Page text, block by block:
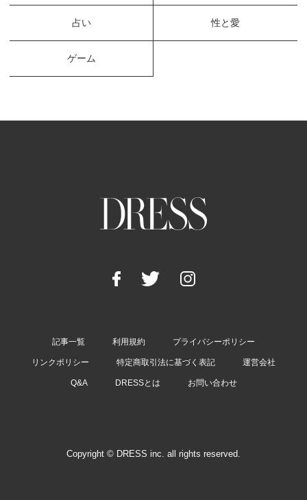
占い 性と愛
ゲーム
記事一覧 利用規約 プライバシーポリシー
リンクポリシー 特定商取引法に基づく表記 運営会社
Q&A DRESSとは お問い合わせ
Copyright © DRESS inc. all rights reserved.